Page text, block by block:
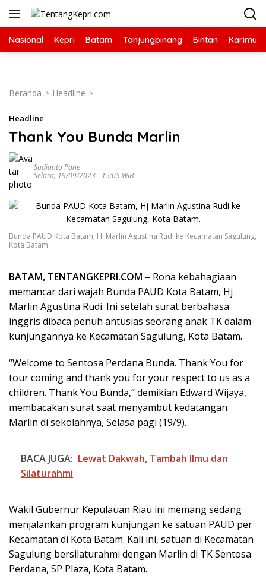
Langsung
Nasional Kepri Batam Tanjungpinang Bintan Karimun
Beranda Headline
Headline
Thank You Bunda Marlin
Sudianto Pane
Selasa, 19/09/2023 - 15:05 WIB
Bunda PAUD Kota Batam, Hj Marlin Agustina Rudi ke Kecamatan Sagulung,
Kota Batam.
BATAM, TENTANGKEPRI.COM – Rona kebahagiaan
memancar dari wajah Bunda PAUD Kota Batam, Hj
Marlin Agustina Rudi. Ini setelah surat berbahasa
inggris dibaca penuh antusias seorang anak TK dalam
kunjungannya ke Kecamatan Sagulung, Kota Batam.
“Welcome to Sentosa Perdana Bunda. Thank You for
tour coming and thank you for your respect to us as a
children. Thank You Bunda,” demikian Edward Wijaya,
membacakan surat saat menyambut kedatangan
Marlin di sekolahnya, Selasa pagi (19/9).
BACA JUGA: Lewat Dakwah, Tambah Ilmu dan
Silaturahmi
Wakil Gubernur Kepulauan Riau ini memang sedang
menjalankan program kunjungan ke satuan PAUD per
Kecamatan di Kota Batam. Kali ini, satuan di Kecamatan
Sagulung bersilaturahmi dengan Marlin di TK Sentosa
Perdana, SP Plaza, Kota Batam.